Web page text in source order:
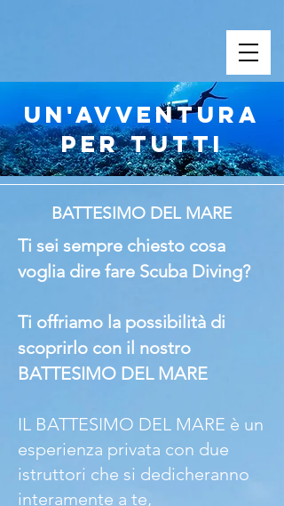
BATTESIMO DEL MARE
Ti sei sempre chiesto cosa
voglia dire fare Scuba Diving?
Ti offriamo la possibilità di
scoprirlo con il nostro
BATTESIMO DEL MARE
IL BATTESIMO DEL MARE è un
esperienza privata con due
istruttori che si dedicheranno
interamente a te,
un'avventura
per tutti